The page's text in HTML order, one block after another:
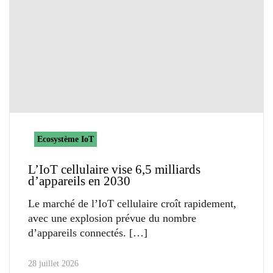
Ecosystème IoT
L’IoT cellulaire vise 6,5 milliards
d’appareils en 2030
Le marché de l’IoT cellulaire croît rapidement,
avec une explosion prévue du nombre
d’appareils connectés.
28 juillet 2026